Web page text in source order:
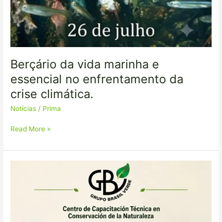
Berçário da vida marinha e
essencial no enfrentamento da
crise climática.
Notícias / Prima
Read More »